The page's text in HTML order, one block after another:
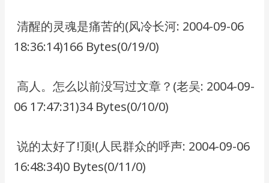
​ 清醒的灵魂是痛苦的(风冷长河: 2004-09-06
18:36:14)166 Bytes(0/19/0)
​ 高人。怎么以前没写过文章？(老吴: 2004-09-
06 17:47:31)34 Bytes(0/10/0)
​ 说的太好了!顶!(人民群众的呼声: 2004-09-06
16:48:34)0 Bytes(0/11/0)